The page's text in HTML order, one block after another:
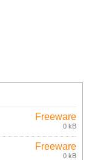
Freeware
0 kB
Freeware
0 kB